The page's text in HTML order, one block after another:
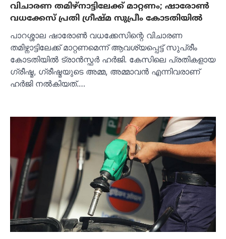
വിചാരണ തമിഴ്നാട്ടിലേക്ക് മാറ്റണം; ഷാരോൺ
വധക്കേസ് പ്രതി ഗ്രീഷ്മ സുപ്രീം കോടതിയിൽ
പാറശ്ശാല ഷാരോൺ വധക്കേസിന്റെ വിചാരണ
തമിഴ്നാട്ടിലേക്ക് മാറ്റണമെന്ന് ആവശ്യപ്പെട്ട് സുപ്രീം
കോടതിയിൽ ട്രാൻസ്ഫർ ഹർജി. കേസിലെ പ്രതികളായ
ഗ്രീഷ്മ, ഗ്രീഷ്മയുടെ അമ്മ, അമ്മാവൻ എന്നിവരാണ്
ഹർജി നൽകിയത്.…